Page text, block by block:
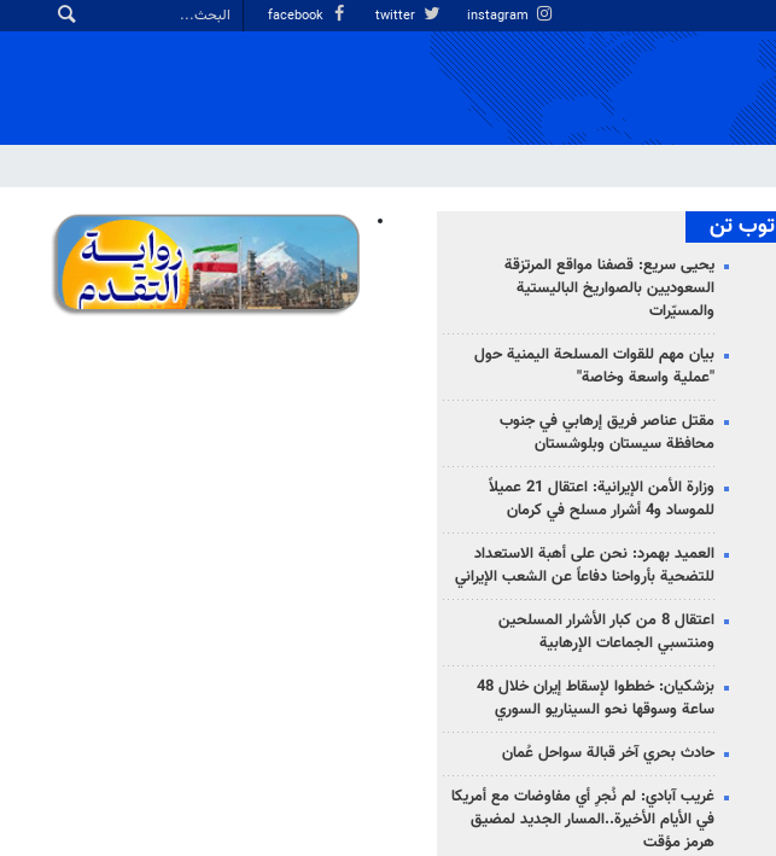
توب تن
يحيى سريع: قصفنا مواقع المرتزقة
السعوديين بالصواريخ الباليستية
والمسيّرات
بيان مهم للقوات المسلحة اليمنية حول
"عملية واسعة وخاصة"
مقتل عناصر فريق إرهابي في جنوب
محافظة سيستان وبلوشستان
وزارة الأمن الإيرانية: اعتقال 21 عميلاً
للموساد و4 أشرار مسلح في كرمان
العميد بهمرد: نحن على أهبة الاستعداد
للتضحية بأرواحنا دفاعاً عن الشعب الإيراني
اعتقال 8 من كبار الأشرار المسلحين
ومنتسبي الجماعات الإرهابية
بزشكيان: خططوا لإسقاط إيران خلال 48
ساعة وسوقها نحو السيناريو السوري
حادث بحري آخر قبالة سواحل عُمان
غريب آبادي: لم نُجرِ أي مفاوضات مع أمريكا
في الأيام الأخيرة..المسار الجديد لمضيق
هرمز مؤقت